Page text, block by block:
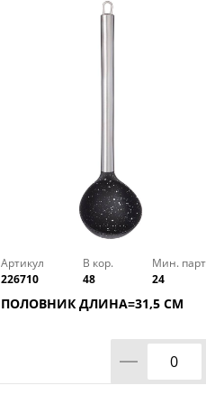
Артикул
226710
В кор.
48
Мин.
24
ПОЛОВНИК ДЛИНА=31,5 СМ